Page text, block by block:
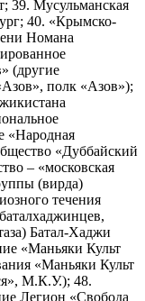
39. Мусульманская
40. «Крымско-
Номана
(другие
полк «Азов»);
«Народная
«Дуббайский
– «московская
(вирда)
течения
Батал-Хаджи
«Маньяки Культ
«Маньяки Культ
М.К.У.); 48.
Легион «Свобода